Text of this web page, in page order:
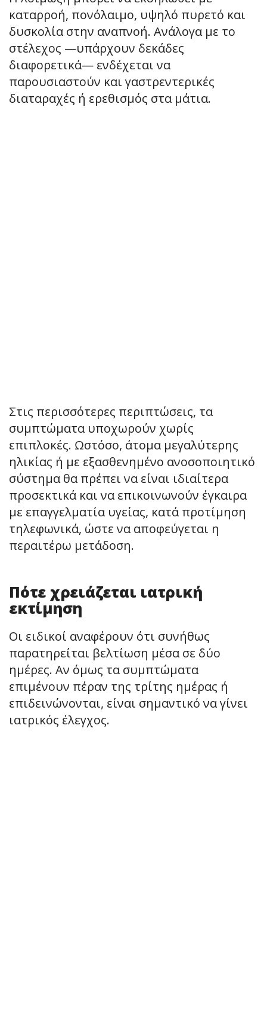
καταρροή, πονόλαιμο, υψηλό πυρετό και
δυσκολία στην αναπνοή. Ανάλογα με το
στέλεχος —υπάρχουν δεκάδες
διαφορετικά— ενδέχεται να
παρουσιαστούν και γαστρεντερικές
διαταραχές ή ερεθισμός στα μάτια.
Στις περισσότερες περιπτώσεις, τα
συμπτώματα υποχωρούν χωρίς
επιπλοκές. Ωστόσο, άτομα μεγαλύτερης
ηλικίας ή με εξασθενημένο ανοσοποιητικό
σύστημα θα πρέπει να είναι ιδιαίτερα
προσεκτικά και να επικοινωνούν έγκαιρα
με επαγγελματία υγείας, κατά προτίμηση
τηλεφωνικά, ώστε να αποφεύγεται η
περαιτέρω μετάδοση.
Πότε χρειάζεται ιατρική
εκτίμηση
Οι ειδικοί αναφέρουν ότι συνήθως
παρατηρείται βελτίωση μέσα σε δύο
ημέρες. Αν όμως τα συμπτώματα
επιμένουν πέραν της τρίτης ημέρας ή
επιδεινώνονται, είναι σημαντικό να γίνει
ιατρικός έλεγχος.